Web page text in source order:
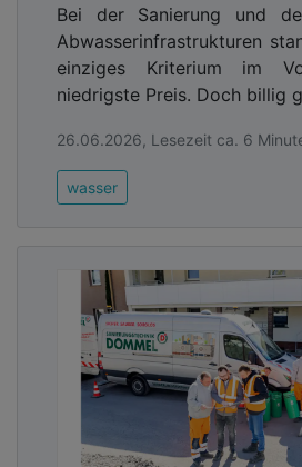
Bei der Sanierung und
Abwasserinfrastrukturen
einziges Kriterium im
niedrigste Preis. Doch billig
26.06.2026, Lesezeit ca. 6
wasser